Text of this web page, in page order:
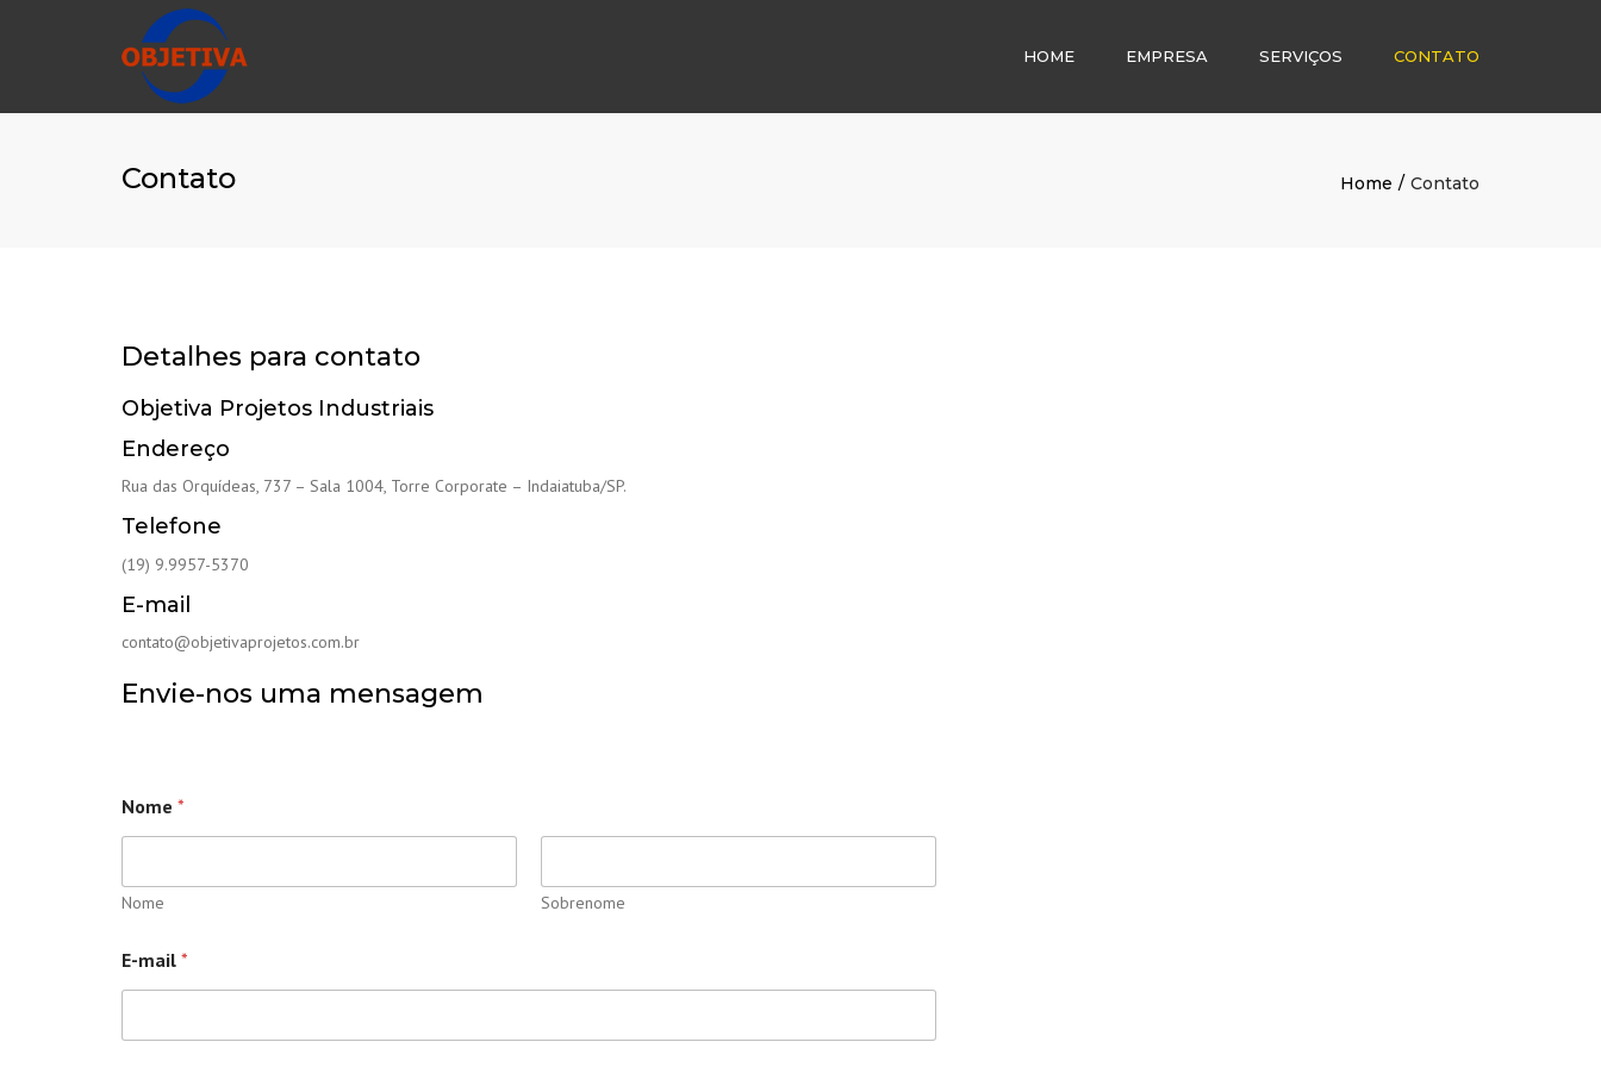
HOME EMPRESA SERVIÇOS CONTATO
Contato Home Contato
Detalhes para contato
Objetiva Projetos Industriais
Endereço
Rua das Orquídeas, 737 – Sala 1004, Torre Corporate – Indaiatuba/SP.
Telefone
(19) 9.9957-5370
E-mail
contato@objetivaprojetos.com.br
Envie-nos uma mensagem
Nome *
Nome Sobrenome
E-mail *